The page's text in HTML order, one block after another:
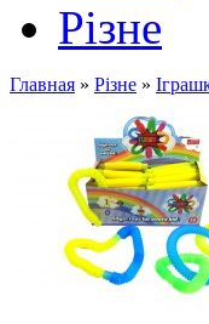
Різне
Главная » Різне »